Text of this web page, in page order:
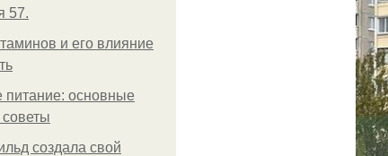
57.
и его влияние
питание: основные
создала свой